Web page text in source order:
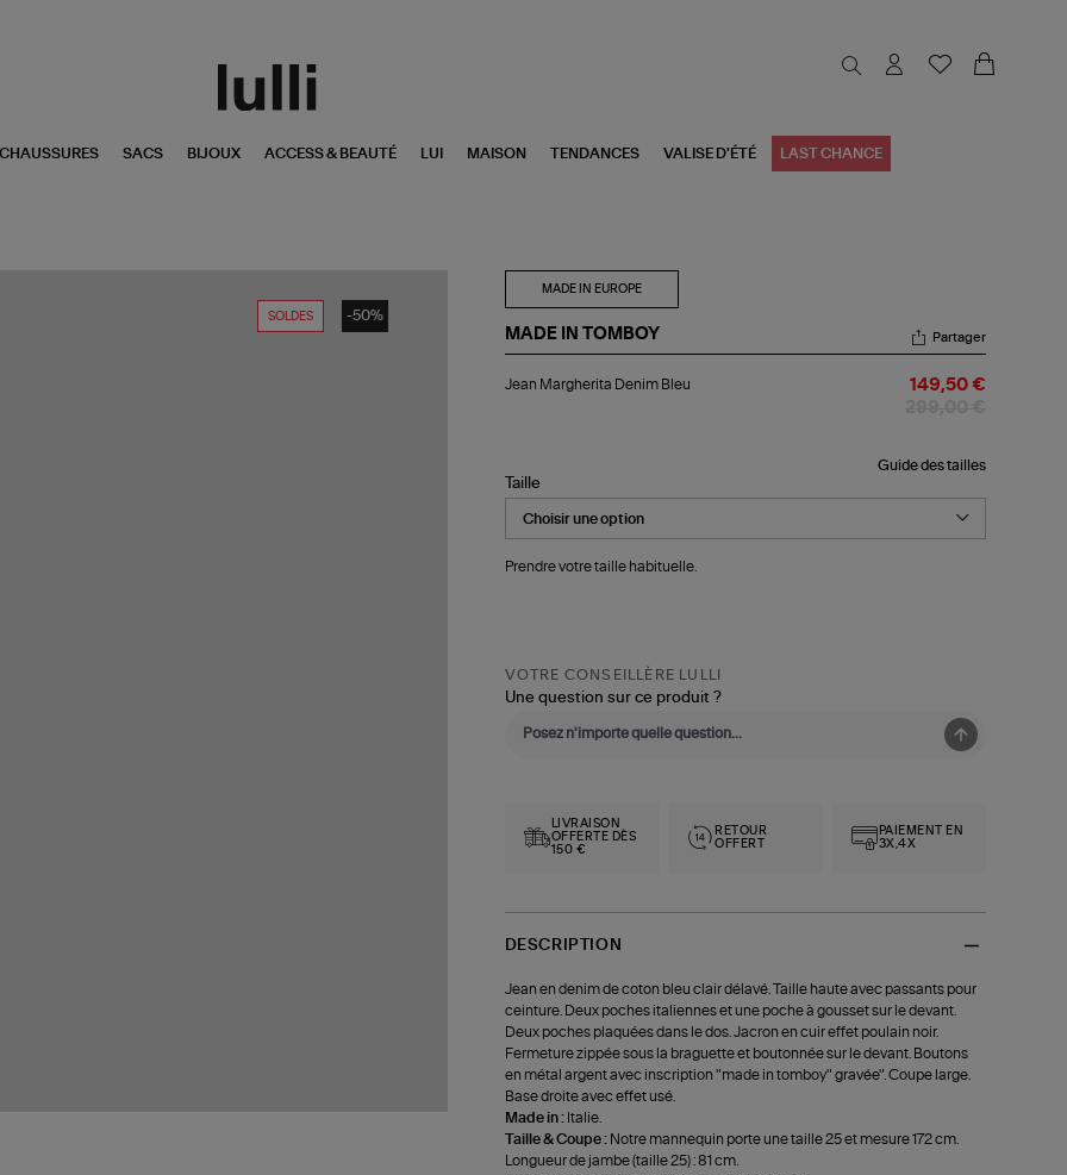
CHAUSSURES SACS BIJOUX ACCESS & BEAUTÉ LUI MAISON TENDANCES VALISE D'ÉTÉ LAST CHANCE
SOLDES -50%
MADE IN EUROPE
MADE IN TOMBOY
Margherita
Partager
Jean Margherita Denim Bleu 149,50 €
Guide des tailles
Taille
Prendre votre taille habituelle.
VOTRE CONSEILLÈRE LULLI
Une question sur ce produit ?
LIVRAISON
OFFERTE DÈS
150 €
RETOUR
OFFERT
PAIEMENT EN
3X,4X
DESCRIPTION
Jean en denim de coton bleu clair délavé. Taille haute avec passants pour
ceinture. Deux poches italiennes et une poche à gousset sur le devant.
Deux poches plaquées dans le dos. Jacron en cuir effet poulain noir.
Fermeture zippée sous la braguette et boutonnée sur le devant. Boutons
en métal argent avec inscription "made in tomboy" gravée". Coupe large.
Base droite avec effet usé.
Made in : Italie.
Taille & Coupe : Notre mannequin porte une taille 25 et mesure 172 cm.
Longueur de jambe (taille 25) : 81 cm.